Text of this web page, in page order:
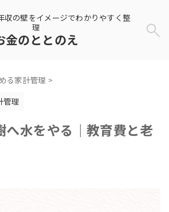
収の壁をイメージでわかりやすく整
理
金のととのえ
る家計管理 >
管理
水をやる｜教育費と老